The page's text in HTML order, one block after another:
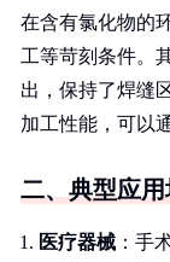
在含有氯化物的
工等苛刻条件。
出，保持了焊缝
加工性能，可以
二、典型应
医疗器械 ：手